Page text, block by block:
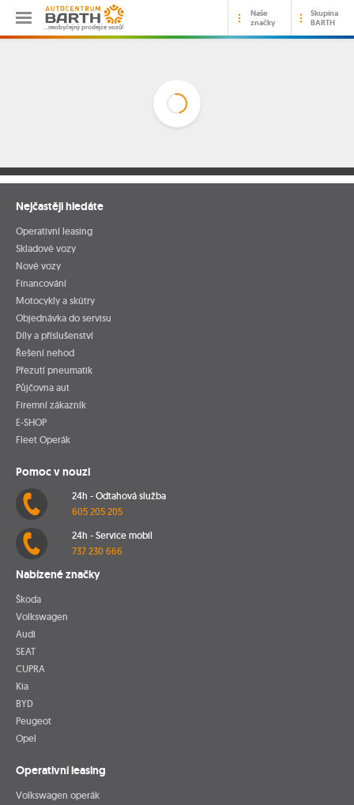
…neobyčejný prodejce vozů!
Naše
značky
Skupina
BARTH
Nejčastěji hledáte
Operativní leasing
Skladové vozy
Nové vozy
Financování
Motocykly a skútry
Objednávka do servisu
Díly a příslušenství
Řešení nehod
Přezutí pneumatik
Půjčovna aut
Firemní zákazník
E-SHOP
Fleet Operák
Pomoc v nouzi
24h - Odtahová služba
605 205 205
24h - Service mobil
737 230 666
Nabízené značky
Škoda
Volkswagen
Audi
SEAT
CUPRA
Kia
BYD
Peugeot
Opel
Operativní leasing
Volkswagen operák